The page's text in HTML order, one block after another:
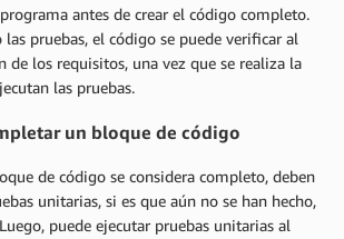
antes de crear el código completo.
pruebas, el código se puede verificar al
de los requisitos, una vez que se realiza la
las pruebas.
un bloque de código
de código se considera completo, deben
unitarias, si es que aún no se han hecho,
puede ejecutar pruebas unitarias al